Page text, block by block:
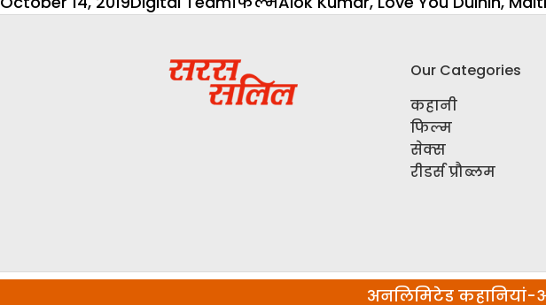
Our Categories
कहानी
फिल्म
सेक्स
रीडर्स प्रौब्लम
अनलिमिटेड